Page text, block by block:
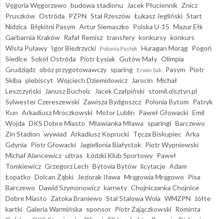
Vęgoria Węgorzewo budowa stadionu Jacek Płuciennik Znicz
Pruszków Ostróda PZPN Stal Rzeszów Łukasz Jegliński Start
Nidzica Błękitni Pasym Artur Siemaszko Polska U-15 Mazur Ełk
Garbarnia Kraków Rafał Remisz transfery konkursy konkurs
Wisła Puławy Igor Biedrzycki Polonia Pasłęk Huragan Morąg Pogoń
Siedlce Sokół Ostróda Piotr Łysiak Gutów Mały Olimpia
Grudziądz obóz przygotowawczy sparing Erwin Sak Pasym Piotr
Skiba plebiscyt Wojciech Dziemidowicz Jarocin Michał
Leszczyński
Janusz Bucholc Jacek Czałpiński stomil.olsztyn.pl
Sylwester Czereszewski Zawisza Bydgoszcz Polonia Bytom Patryk
Kun Arkadiusz Mroczkowski Motor Lublin Paweł Głowacki Emil
Wojda DKS Dobre Miasto Mławianka Mława sparingi Barczewo
Zin Stadion wywiad Arkadiusz Koprucki Tęcza Biskupiec Arka
Gdynia Piotr Głowacki Jagiellonia Białystok Piotr Wypniewski
Michał Alancewicz ultras Łódzki Klub Sportowy Paweł
Tomkiewicz Grzegorz Lech Bytovia Bytów licytacje Adam
Łopatko Dolcan Ząbki Jeziorak Iława Mrągowia Mrągowo Pisa
Barczewo Dawid Szymonowicz karnety Chojniczanka Chojnice
Dobre Miasto Zatoka Braniewo Stal Stalowa Wola WMZPN żółte
kartki Galeria Warmińska sponsor Piotr Zajączkowski Rominta